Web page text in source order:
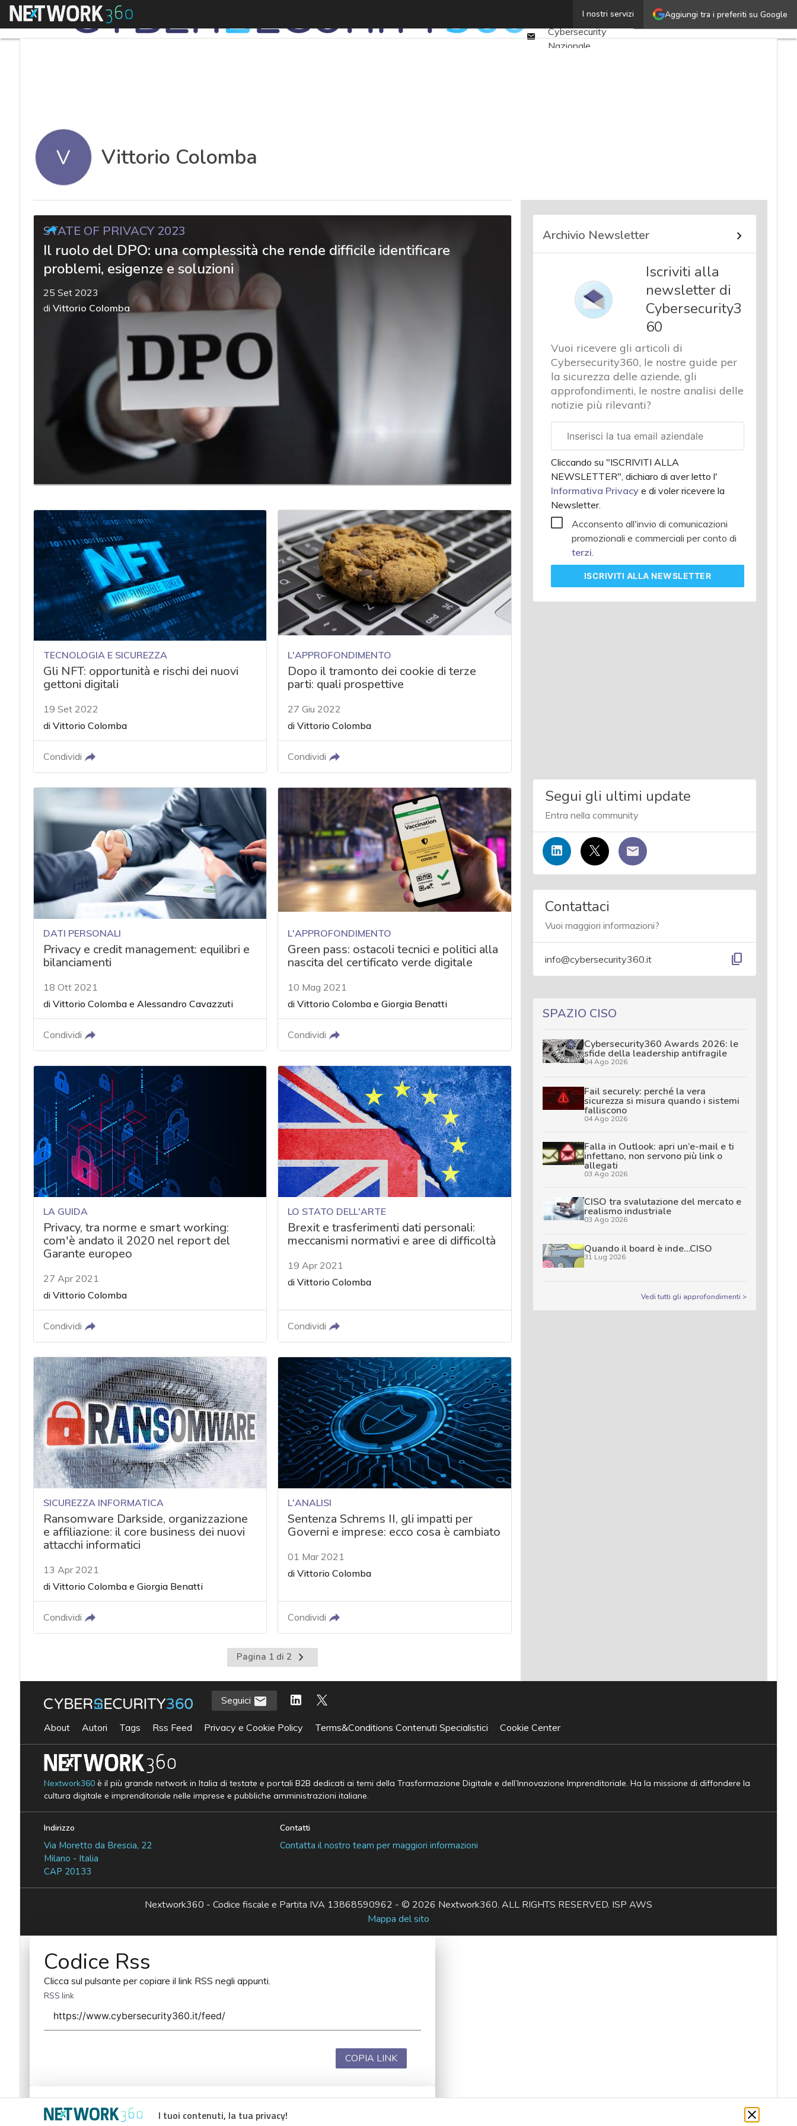
Aggiungi tra i preferiti su Google
I nostri servizi
Menu
Email
Ultimi articoli
Cybersecurity
Nazionale
Corsi cybersecurity
Chi siamo
V Vittorio Colomba
STATE OF PRIVACY 2023
Il ruolo del DPO: una complessità che rende difficile identificare
problemi, esigenze e soluzioni
25 Set 2023
di Vittorio Colomba
TECNOLOGIA E SICUREZZA
Gli NFT: opportunità e rischi dei nuovi
gettoni digitali
19 Set 2022
di Vittorio Colomba
Condividi
L'APPROFONDIMENTO
Dopo il tramonto dei cookie di terze
parti: quali prospettive
27 Giu 2022
diVittorio Colomba
Condividi
DATI PERSONALI
Privacy e credit management: equilibri e
bilanciamenti
18 Ott 2021
di Vittorio Colombae Alessandro Cavazzuti
Condividi
L'APPROFONDIMENTO
Green pass: ostacoli tecnici e politici alla
nascita del certificato verde digitale
10 Mag 2021
diVittorio Colomba eGiorgia Benatti
Condividi
LA GUIDA
Privacy, tra norme e smart working:
com'è andato il 2020 nel report del
Garante europeo
27 Apr 2021
di Vittorio Colomba
Condividi
LO STATO DELL'ARTE
Brexit e trasferimenti dati personali:
meccanismi normativi e aree di difficoltà
19 Apr 2021
diVittorio Colomba
Condividi
SICUREZZA INFORMATICA
Ransomware Darkside, organizzazione
e affiliazione: il core business dei nuovi
attacchi informatici
13 Apr 2021
di Vittorio Colombae Giorgia Benatti
Condividi
L'ANALISI
Sentenza Schrems II, gli impatti per
Governi e imprese: ecco cosa è cambiato
01 Mar 2021
diVittorio Colomba
Condividi
Pagina 1 di 2
Pagina
successiva
Archivio Newsletter
Iscriviti alla
newsletter di
Cybersecurity3
60
Vuoi ricevere gli articoli di
Cybersecurity360, le nostre guide per
la sicurezza delle aziende, gli
approfondimenti, le nostre analisi delle
notizie più rilevanti?
aziendale
Cliccando su "ISCRIVITI ALLA
NEWSLETTER", dichiaro di aver letto l'
Informativa Privacy e di voler ricevere la
Newsletter.
Acconsento all'invio di comunicazioni
promozionali e commerciali per conto di
terzi.
ISCRIVITI ALLA NEWSLETTER
Segui gli ultimi update
Entra nella community
Contattaci
Vuoi maggiori informazioni?
info@cybersecurity360.it content_copy
SPAZIO CISO
Cybersecurity360 Awards 2026: le
sfide della leadership antifragile
04 Ago 2026
Fail securely: perché la vera
sicurezza si misura quando i sistemi
falliscono
04 Ago 2026
Falla in Outlook: apri un’e-mail e ti
infettano, non servono più link o
allegati
03 Ago 2026
CISO tra svalutazione del mercato e
realismo industriale
03 Ago 2026
Quando il board è inde…CISO
31 Lug 2026
Vedi tutti gli approfondimenti >
I tuoi contenuti, la tua privacy!
Seguici
About Autori Tags Rss Feed Privacy e Cookie Policy Terms&Conditions Contenuti Specialistici Cookie Center
Nextwork360è il più grande network in Italia di testate e portali B2B dedicati ai temi della Trasformazione Digitale e dell’Innovazione Imprenditoriale. Ha la missione di diffondere la
cultura digitale e imprenditoriale nelle imprese e pubbliche amministrazioni italiane.
Indirizzo
Via Moretto da Brescia, 22
Milano - Italia
CAP 20133
Contatti
Contatta il nostro team per maggiori informazioni
Nextwork360 - Codice fiscale e Partita IVA 13868590962 - © 2026 Nextwork360. ALL RIGHTS RESERVED. ISP AWS
Mappa del sito
Codice Rss
Clicca sul pulsante per copiare il link RSS negli appunti.
RSS link
COPIA LINK
Codice Rss